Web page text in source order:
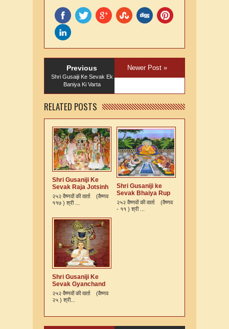
Previous
Shri Gusaiji Ke Sevak Ek
Baniya Ki Varta
Newer Post »
RELATED POSTS
Shri Gusaniji Ke
Sevak Raja Jotsinh
Ki Varta
२५२ वैष्णवों की वार्ता (वैष्णव
११७ ) श्री ...
Shri Gusaniji ke
Sevak Bhaiya Rup
Murari Kshatriya Ki
Varta
२५२ वैष्णवों की वार्ता (वैष्णव
- ११ ) श्री ...
Shri Gusaniji Ke
Sevak Gyanchand
Ki Varta
२५२ वैष्णवों की वार्ता (वैष्णव
२५ ) श्री...